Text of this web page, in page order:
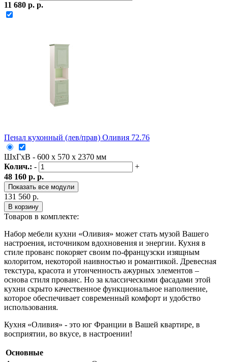
11 680 р. р.
Пенал кухонный (лев/прав) Оливия 72.76
ШxГxВ - 600 x 570 x 2370 мм
Колич.: -
+
48 160 р. р.
Показать все модули
131 560 р.
В корзину
Товаров в комплекте:
Набор мебели кухни «Оливия» может стать музой Вашего
настроения, источником вдохновения и энергии. Кухня в
стиле прованс покоряет своим по-французски изящным
колоритом, некоторой наивностью и романтикой. Древесная
текстура, красота и утонченность ажурных элементов –
основа стиля прованс. Но за классическими фасадами этой
кухни скрыто качественное функциональное наполнение,
которое обеспечивает современный комфорт и удобство
использования.
Кухня «Оливия» - это юг Франции в Вашей квартире, в
восприятии, во вкусе, в настроении!
Основные